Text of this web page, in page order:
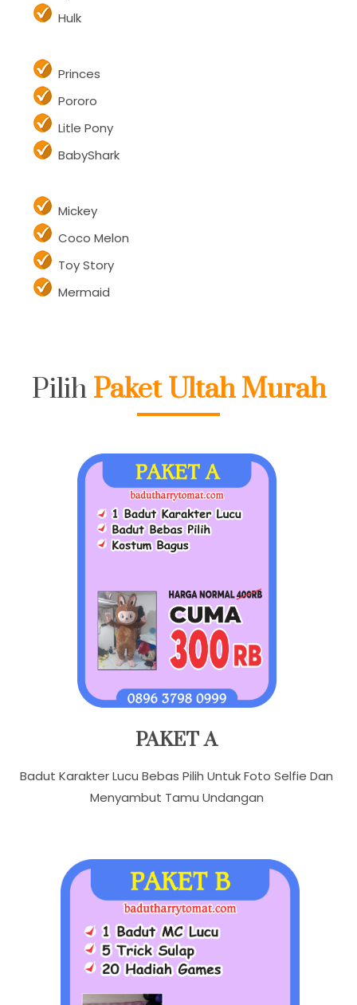
Hulk
Princes
Pororo
Litle Pony
BabyShark
Mickey
Coco Melon
Toy Story
Mermaid
Pilih Paket Ultah Murah
PAKET A
Badut Karakter Lucu Bebas Pilih Untuk Foto Selfie Dan
Menyambut Tamu Undangan